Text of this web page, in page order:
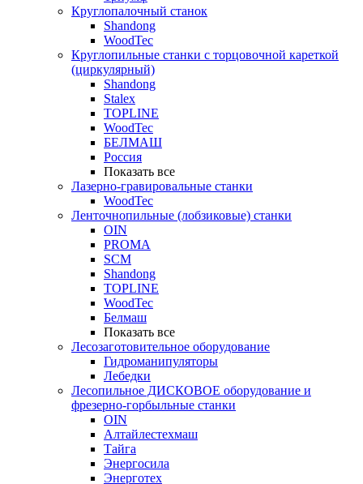
Круглопалочный станок
Shandong
WoodTec
Круглопильные станки с торцовочной кареткой
(циркулярный)
Shandong
Stalex
TOPLINE
WoodTec
БЕЛМАШ
Россия
Показать все
Лазерно-гравировальные станки
WoodTec
Ленточнопильные (лобзиковые) станки
OIN
PROMA
SCM
Shandong
TOPLINE
WoodTec
Белмаш
Показать все
Лесозаготовительное оборудование
Гидроманипуляторы
Лебедки
Лесопильное ДИСКОВОЕ оборудование и
фрезерно-горбыльные станки
OIN
Алтайлестехмаш
Тайга
Энергосила
Энерготех